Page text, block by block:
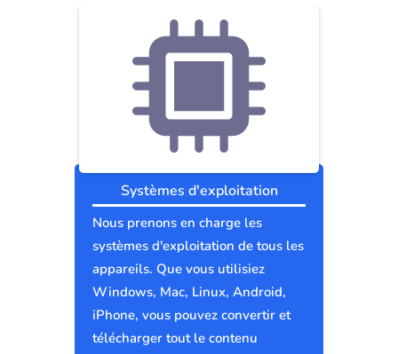
Systèmes d'exploitation
Nous prenons en charge les
systèmes d'exploitation de tous les
appareils. Que vous utilisiez
Windows, Mac, Linux, Android,
iPhone, vous pouvez convertir et
télécharger tout le contenu